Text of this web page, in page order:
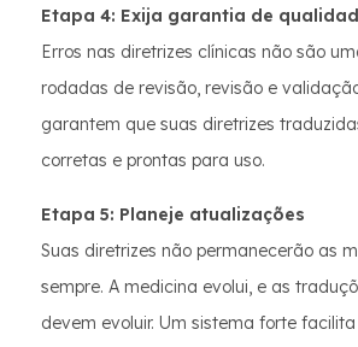
Etapa 4: Exija garantia de
Erros nas diretrizes clínicas não são
rodadas de revisão, revisão e
garantem que suas diretrizes
corretas e prontas para uso.
Etapa 5: Planeje atualizações
Suas diretrizes não permanecerão as
sempre. A medicina evolui, e as
devem evoluir. Um sistema forte